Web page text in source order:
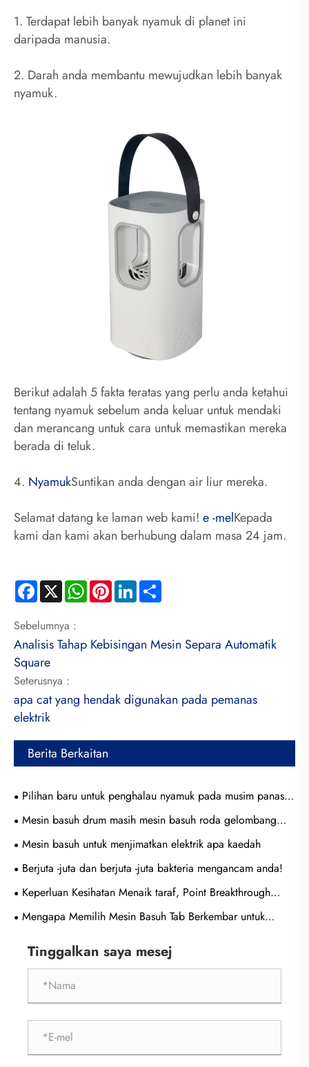
1. Terdapat lebih banyak nyamuk di planet ini
daripada manusia.
2. Darah anda membantu mewujudkan lebih banyak
nyamuk.
Berikut adalah 5 fakta teratas yang perlu anda ketahui
tentang nyamuk sebelum anda keluar untuk mendaki
dan merancang untuk cara untuk memastikan mereka
berada di teluk.
4. NyamukSuntikan anda dengan air liur mereka.
Selamat datang ke laman web kami! e -melKepada
kami dan kami akan berhubung dalam masa 24 jam.
Facebook
X WhatsApp
PinterestLinkedIn
Sebelumnya :
Analisis Tahap Kebisingan Mesin Separa Automatik
Square
Seterusnya :
apa cat yang hendak digunakan pada pemanas
elektrik
Berita Berkaitan
Pilihan baru untuk penghalau nyamuk pada musim panas:
Mini Mosquito Killer
Mesin basuh drum masih mesin basuh roda gelombang
baik
Mesin basuh untuk menjimatkan elektrik apa kaedah
Berjuta -juta dan berjuta -juta bakteria mengancam anda!
Keperluan Kesihatan Menaik taraf, Point Breakthrough
Enterprise Mesin Washing adalah penjagaan basuh
diklasifikasikan?
Mengapa Memilih Mesin Basuh Tab Berkembar untuk
Tinggalkan saya mesej